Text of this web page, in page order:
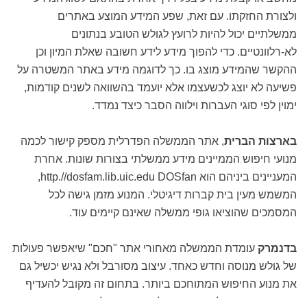
ולצורת החזקתו. עם זאת, שפע המידע המוצע באתרים
ממשלתיים יכול להיות לרועץ לגולש הטובע בנתונים
לא-רלוונטיים. כדי להפוך מידע לידע חשובה שאלת המיון וכן
ההקשר שהמידע מוצג בו. כך לדוגמה מידע באתר המשטרה על
פשיעה לא יוצג לכשעצמו אלא יועמד בהשוואה לשנים קודמות,
ימוין לפי סוגי העברות וילווה הסבר כיצד נמדד.
בארצות הברית, אתר הממשלה הפדרלית מספק קישור לכמה
מנועי חיפוש הממיינים מידע ממשלתי בצורות שונות. אחרת
המעניינים ביניהם הוא http.//dosfam.lib.uic.edu DOSfan,
המשמש מעין בית קברות דיגיטלי. המנוע מזמן גישה לכל
המסמכים שהוציאו גופי ממשלה שאינם קיימים עוד.
בדנמרק עומדת הממשלה מאחורי אתר "חכם" שיאפשר פעולות
של גולש מנוסה וחדש כאחד. עיצוב מסורבל ולא נגיש יכשיל גם
את מנוע החיפוש המתוחכם ביותר. בתחום זה מקובל להעדיף